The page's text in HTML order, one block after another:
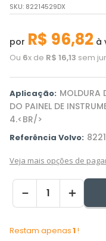
SKU: 82214529DX
por R$ 96,82 à
Ou 6x de R$ 16,13 sem
Aplicação: MOLDURA
DO PAINEL DE
4.<BR/>
Referência Volvo:
Veja mais opções de
＋
－
Restam apenas1!